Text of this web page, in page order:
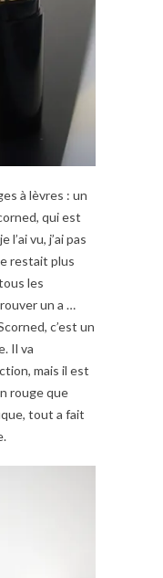
à lèvres : un
qui est
vu, j’ai pas
restait plus
les
un a …
c’est un
Il va
mais il est
rouge que
tout a fait